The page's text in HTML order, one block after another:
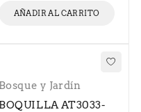
AÑADIR AL CARRITO
Bosque y Jardín
BOQUILLA AT3033-